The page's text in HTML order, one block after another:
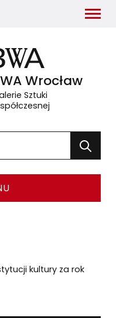
Wrocław
Sztuki
się w nowym oknie
wyszukane
kultury za rok